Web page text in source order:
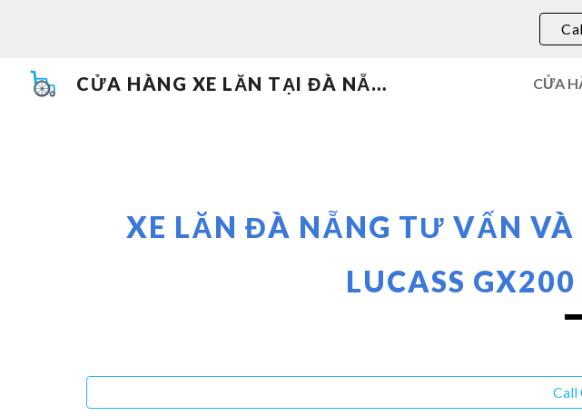
CỬA HÀNG XE LĂN TẠI ĐÀ NẴNG 093 505 7074
XE LĂN ĐÀ NẴNG TƯ VẤN VÀ
LUCASS
Call